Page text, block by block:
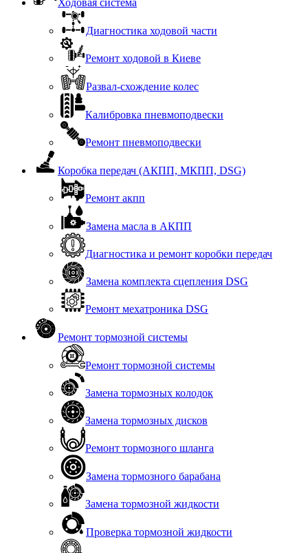
Ходовая система
Диагностика ходовой части
Ремонт ходовой в Киеве
Развал-схождение колес
Калибровка пневмоподвески
Ремонт пневмоподвески
Коробка передач (АКПП, МКПП, DSG)
Ремонт акпп
Замена масла в АКПП
Диагностика и ремонт коробки передач
Замена комплекта сцепления DSG
Ремонт мехатроника DSG
Ремонт тормозной системы
Ремонт тормозной системы
Замена тормозных колодок
Замена тормозных дисков
Ремонт тормозного шланга
Замена тормозного барабана
Замена тормозной жидкости
Проверка тормозной жидкости